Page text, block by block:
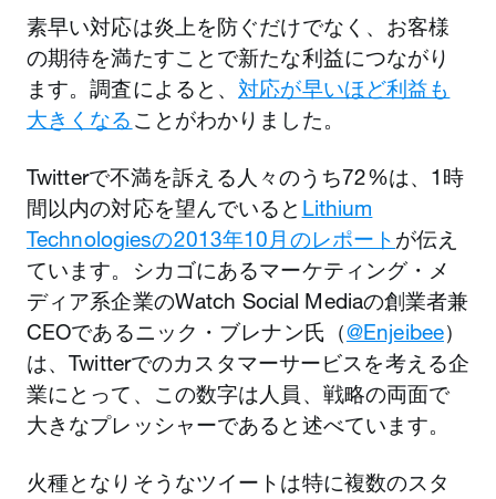
素早い対応は炎上を防ぐだけでなく、お客様
の期待を満たすことで新たな利益につながり
ます。調査によると、 対応が早いほど利益も
大きくなる ことがわかりました。
Twitterで不満を訴える人々のうち72%は、1時
間以内の対応を望んでいると Lithium
Technologiesの2013年10月のレポート が伝え
ています。シカゴにあるマーケティング・メ
ディア系企業のWatch Social Mediaの創業者兼
CEOであるニック・ブレナン氏（@Enjeibee）
は、Twitterでのカスタマーサービスを考える企
業にとって、この数字は人員、戦略の両面で
大きなプレッシャーであると述べています。
火種となりそうなツイートは特に複数のスタ